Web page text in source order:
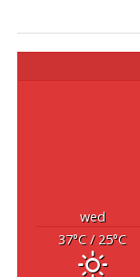
wed
37°C/ 25°C